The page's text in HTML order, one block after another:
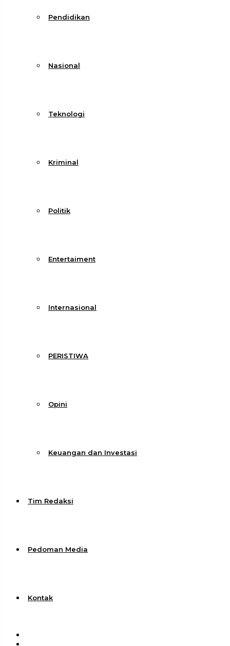
Pendidikan
Nasional
Teknologi
Kriminal
Politik
Entertaiment
Internasional
PERISTIWA
Opini
Keuangan dan Investasi
Tim Redaksi
Pedoman Media
Kontak